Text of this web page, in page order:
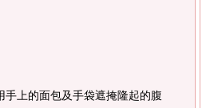
上的面包及手袋遮掩隆起的腹